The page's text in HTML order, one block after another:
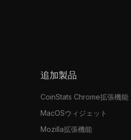
追加製品
CoinStats Chrome拡張機能
MacOSウィジェット
Mozilla拡張機能